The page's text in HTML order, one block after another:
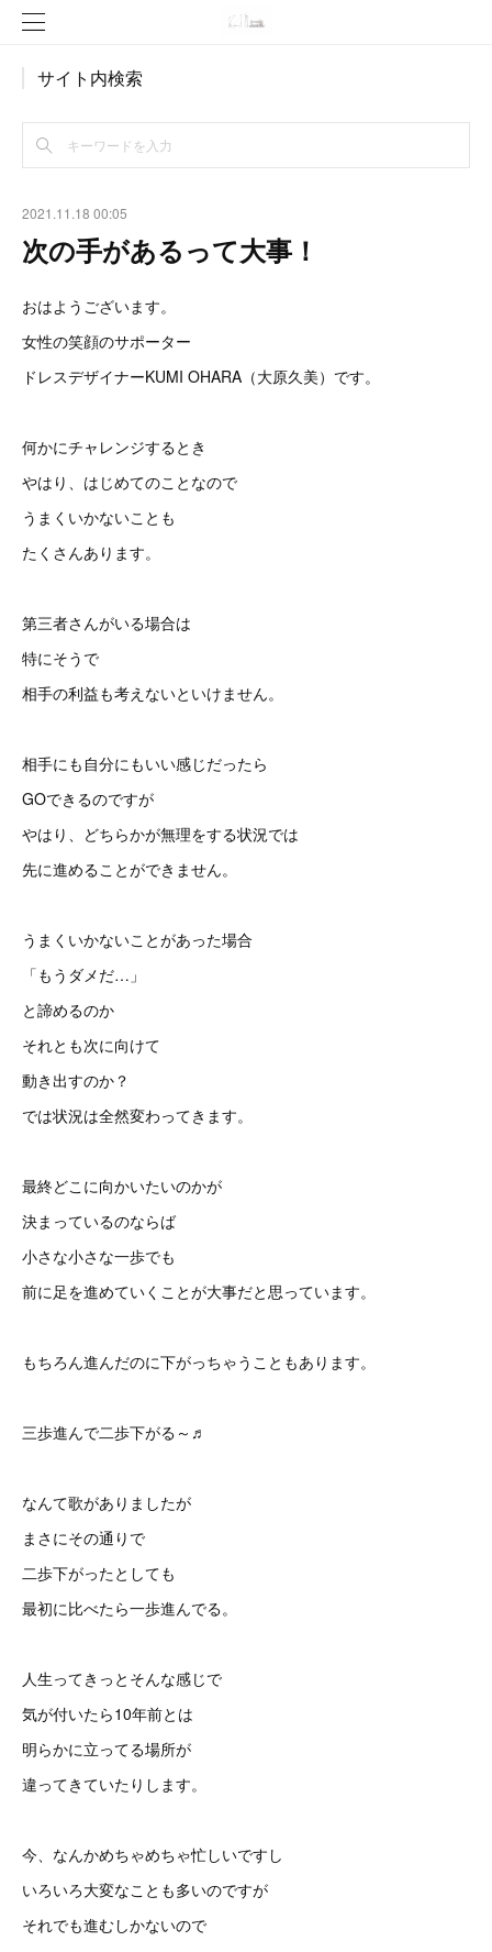
サイト内検索
2021.11.18 00:05
次の手があるって大事！
おはようございます。
女性の笑顔のサポーター
ドレスデザイナーKUMI OHARA（大原久美）です。
何かにチャレンジするとき
やはり、はじめてのことなので
うまくいかないことも
たくさんあります。
第三者さんがいる場合は
特にそうで
相手の利益も考えないといけません。
相手にも自分にもいい感じだったら
GOできるのですが
やはり、どちらかが無理をする状況では
先に進めることができません。
うまくいかないことがあった場合
「もうダメだ…」
と諦めるのか
それとも次に向けて
動き出すのか？
では状況は全然変わってきます。
最終どこに向かいたいのかが
決まっているのならば
小さな小さな一歩でも
前に足を進めていくことが大事だと思っています。
もちろん進んだのに下がっちゃうこともあります。
三歩進んで二歩下がる～♬
なんて歌がありましたが
まさにその通りで
二歩下がったとしても
最初に比べたら一歩進んでる。
人生ってきっとそんな感じで
気が付いたら10年前とは
明らかに立ってる場所が
違ってきていたりします。
今、なんかめちゃめちゃ忙しいですし
いろいろ大変なことも多いのですが
それでも進むしかないので